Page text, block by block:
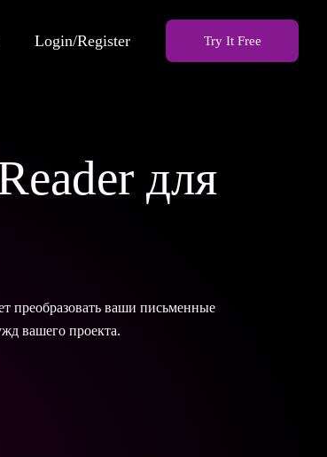
Login/Register Try It Free
для
преобразовать ваши письменные
вашего проекта.